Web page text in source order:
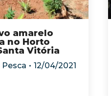
amarelo
no Horto
Vitória
12/04/2021